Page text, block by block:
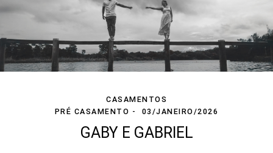
CASAMENTOS
PRÉ CASAMENTO
03/JANEIRO/2026
GABY E GABRIEL